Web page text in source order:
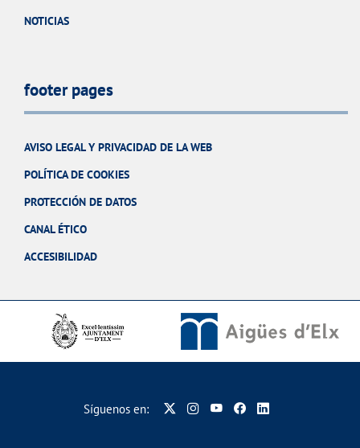
NOTICIAS
footer pages
AVISO LEGAL Y PRIVACIDAD DE LA WEB
POLÍTICA DE COOKIES
PROTECCIÓN DE DATOS
CANAL ÉTICO
ACCESIBILIDAD
Síguenos en: